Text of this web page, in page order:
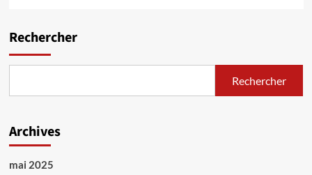
Rechercher
Rechercher
Archives
mai 2025